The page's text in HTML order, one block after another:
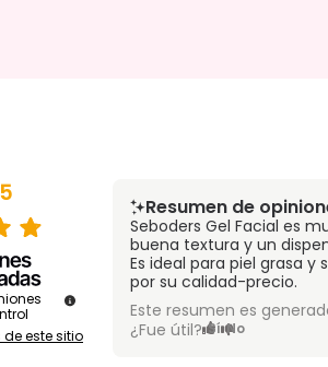
5
este sitio
Resumen de
Seboders Gel Facial es
buena textura y un
Es ideal para piel grasa y
por su calidad-precio.
Este resumen es
¿Fue útil? Sí No